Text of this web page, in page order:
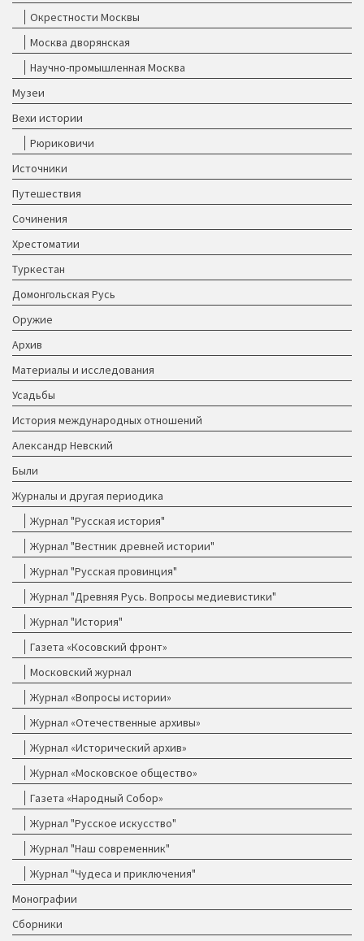
Окрестности Москвы
Москва дворянская
Научно-промышленная Москва
Музеи
Вехи истории
Рюриковичи
Источники
Путешествия
Сочинения
Хрестоматии
Туркестан
Домонгольская Русь
Оружие
Архив
Материалы и исследования
Усадьбы
История международных отношений
Александр Невский
Были
Журналы и другая периодика
Журнал "Русская история"
Журнал "Вестник древней истории"
Журнал "Русская провинция"
Журнал "Древняя Русь. Вопросы медиевистики"
Журнал "История"
Газета «Косовский фронт»
Московский журнал
Журнал «Вопросы истории»
Журнал «Отечественные архивы»
Журнал «Исторический архив»
Журнал «Московское общество»
Газета «Народный Собор»
Журнал "Русское искусство"
Журнал "Наш современник"
Журнал "Чудеса и приключения"
Монографии
Сборники